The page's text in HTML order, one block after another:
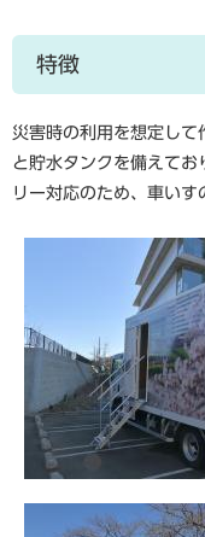
特徴
災害時の利用を想定し
と貯水タンクを備えてお
リー対応のため、車いす